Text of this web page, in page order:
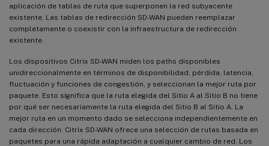
aplicación de tablas de ruta que superponen la red subyacente
existente. Las tablas de redirección SD-WAN pueden reemplazar
completamente o coexistir con la infraestructura de redirección
existente.
Los dispositivos Citrix SD-WAN miden los paths disponibles
unidireccionalmente en términos de disponibilidad, pérdida, latencia,
fluctuación y funciones de congestión, y seleccionan la mejor ruta por
paquete. Esto significa que la ruta elegida del Sitio A al Sitio B no tiene
por qué ser necesariamente la ruta elegida del Sitio B al Sitio A. La
mejor ruta en un momento dado se selecciona independientemente en
cada dirección. Citrix SD-WAN ofrece una selección de rutas basada en
paquetes para una rápida adaptación a cualquier cambio de red. Los